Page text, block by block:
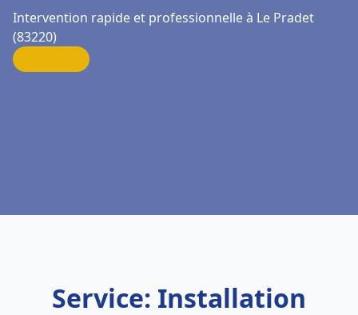
Intervention rapide et professionnelle à Le Pradet
(83220)
Service: Installation